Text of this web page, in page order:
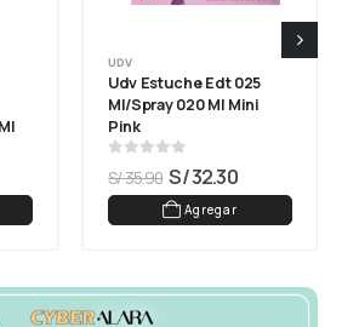
UDV
Udv Estuche Edt 025
Ml/spray 020 Ml Mini
Pink
S/35.90 S/32.30
Agregar